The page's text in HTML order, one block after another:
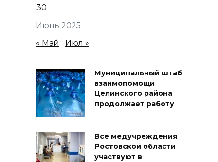
Июнь 2025
30
« Май Июл »
Муниципальный штаб
взаимопомощи
Целинского района
продолжает работу
Все медучреждения
Ростовской области
участвуют в